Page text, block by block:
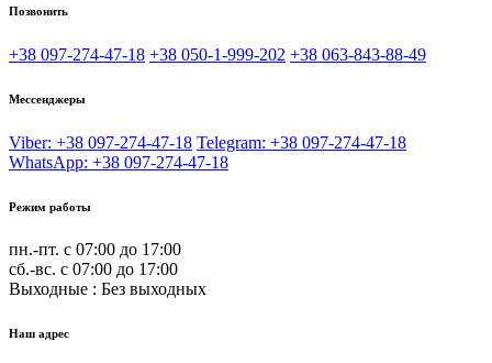
Позвонить
+38 097-274-47-18 +38 050-1-999-202 +38 063-843-88-49
Мессенджеры
Viber: +38 097-274-47-18 Telegram: +38 097-274-47-18
WhatsApp: +38 097-274-47-18
Режим работы
пн.-пт. с 07:00 до 17:00
сб.-вс. с 07:00 до 17:00
Выходные : Без выходных
Наш адрес